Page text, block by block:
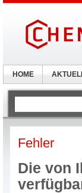
Fehler
Die von
HOME